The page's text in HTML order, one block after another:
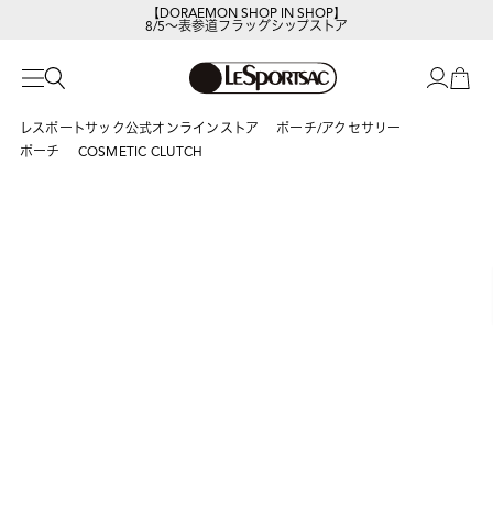
8/5～表参道フラッグシップストア
レスポートサック公式オンラインストア
ポーチ/アクセサリー
ポーチ
COSMETIC CLUTCH